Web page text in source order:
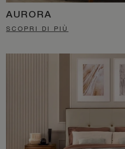
AURORA
SCOPRI DI PIÙ